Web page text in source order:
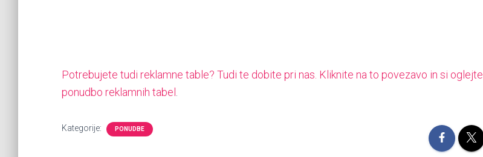
Potrebujete tudi reklamne table? Tudi te dobite pri nas. Kliknite na to povezavo in si oglejte
ponudbo reklamnih tabel
Kategorije: PONUDBE